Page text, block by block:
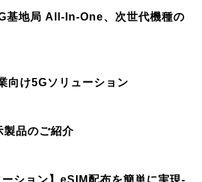
基地局 All-In-One、次世代機種の
向け5Gソリューション
製品のご紹介
ーション】eSIM配布を簡単に実現-